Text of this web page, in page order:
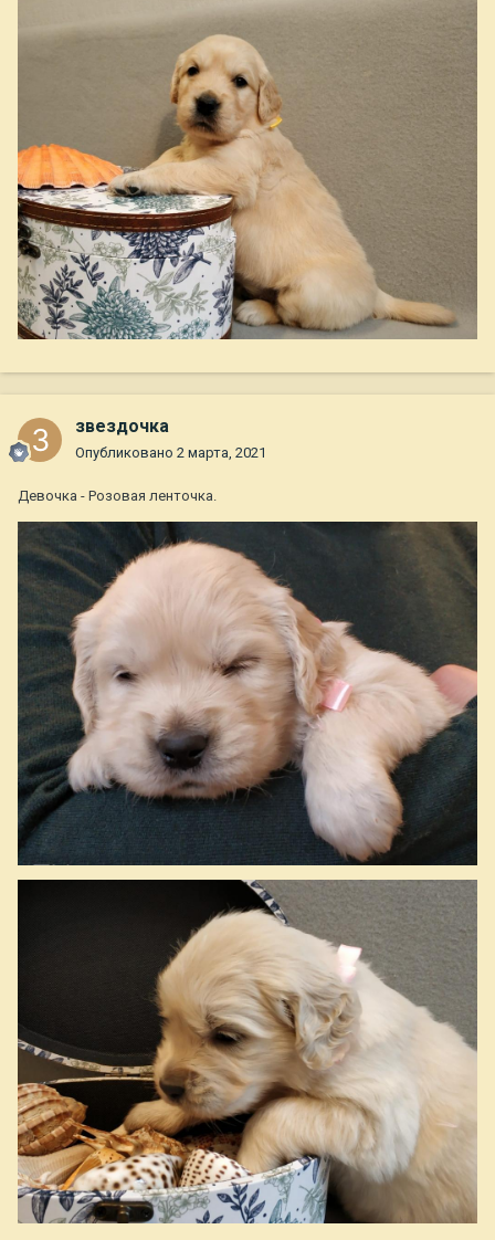
звездочка
Опубликовано 2 марта, 2021
Девочка - Розовая ленточка.